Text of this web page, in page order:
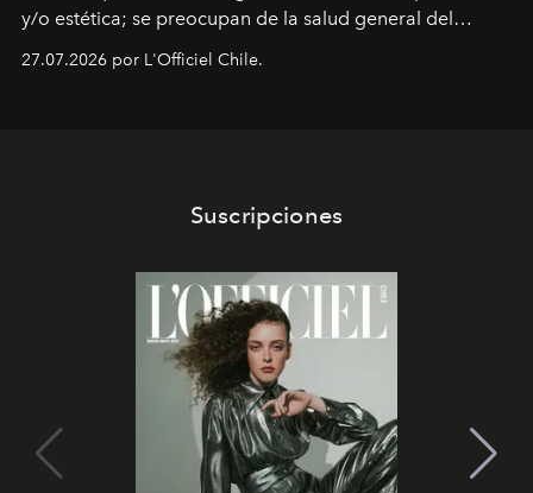
y/o estética; se preocupan de la salud general del
intransable.
27.07.2026 por L'Officiel Chile.
Suscripciones